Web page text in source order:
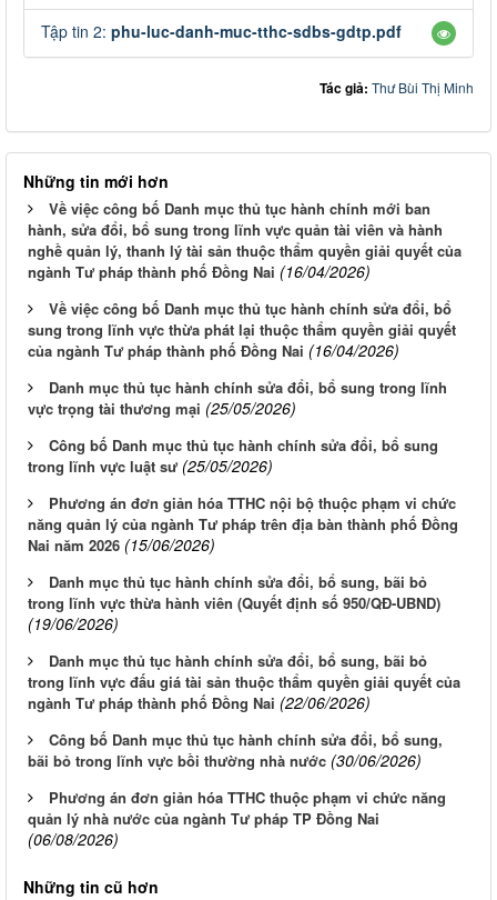
Tập tin 2: phu-luc-danh-muc-tthc-sdbs-gdtp.pdf
Tác giả: Thư Bùi Thị Minh
Những tin mới hơn
Về việc công bố Danh mục thủ tục hành chính mới ban
hành, sửa đổi, bổ sung trong lĩnh vực quản tài viên và hành
nghề quản lý, thanh lý tài sản thuộc thẩm quyền giải quyết của
ngành Tư pháp thành phố Đồng Nai (16/04/2026)
Về việc công bố Danh mục thủ tục hành chính sửa đổi, bổ
sung trong lĩnh vực thừa phát lại thuộc thẩm quyền giải quyết
của ngành Tư pháp thành phố Đồng Nai (16/04/2026)
Danh mục thủ tục hành chính sửa đổi, bổ sung trong lĩnh
vực trọng tài thương mại (25/05/2026)
Công bố Danh mục thủ tục hành chính sửa đổi, bổ sung
trong lĩnh vực luật sư (25/05/2026)
Phương án đơn giản hóa TTHC nội bộ thuộc phạm vi chức
năng quản lý của ngành Tư pháp trên địa bàn thành phố Đồng
Nai năm 2026 (15/06/2026)
Danh mục thủ tục hành chính sửa đổi, bổ sung, bãi bỏ
trong lĩnh vực thừa hành viên (Quyết định số 950/QĐ-UBND)
(19/06/2026)
Danh mục thủ tục hành chính sửa đổi, bổ sung, bãi bỏ
trong lĩnh vực đấu giá tài sản thuộc thẩm quyền giải quyết của
ngành Tư pháp thành phố Đồng Nai (22/06/2026)
Công bố Danh mục thủ tục hành chính sửa đổi, bổ sung,
bãi bỏ trong lĩnh vực bồi thường nhà nước (30/06/2026)
Phương án đơn giản hóa TTHC thuộc phạm vi chức năng
quản lý nhà nước của ngành Tư pháp TP Đồng Nai
(06/08/2026)
Những tin cũ hơn